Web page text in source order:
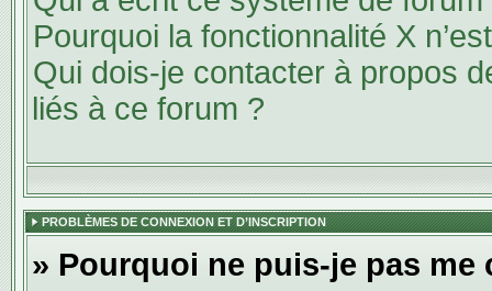
Pourquoi la fonctionnalité X
Qui dois-je contacter à propos
liés à ce forum ?
PROBLÈMES DE CONNEXION ET D’INSCRIPTION
» Pourquoi ne puis-je pas me